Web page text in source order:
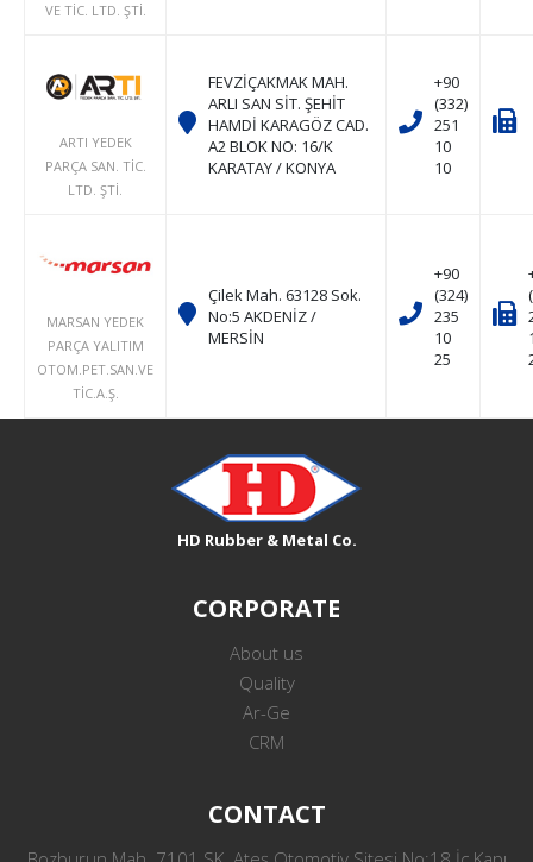
VE TİC. LTD. ŞTİ.
ARTI YEDEK
PARÇA SAN. TİC.
LTD. ŞTİ.
FEVZİÇAKMAK MAH.
ARLI SAN SİT. ŞEHİT
HAMDİ KARAGÖZ CAD.
A2 BLOK NO: 16/K
KARATAY / KONYA
+90
(332)
251
10
10
MARSAN YEDEK
PARÇA YALITIM
OTOM.PET.SAN.VE
TİC.A.Ş.
Çilek Mah. 63128 Sok.
No:5 AKDENİZ /
MERSİN
+90
(324)
235
10
25
HD Rubber & Metal Co.
CORPORATE
About us
Quality
Ar-Ge
CRM
CONTACT